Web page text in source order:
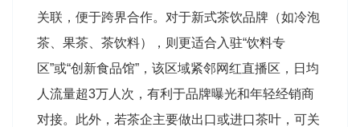
关联，便于跨界合作。对于新式茶饮品牌（如冷泡
茶、果茶、茶饮料），则更适合入驻“饮料专
区”或“创新食品馆”，该区域紧邻网红直播区，日均
人流量超3万人次，有利于品牌曝光和年轻经销商
对接。此外，若茶企主要做出口或进口茶叶，可关